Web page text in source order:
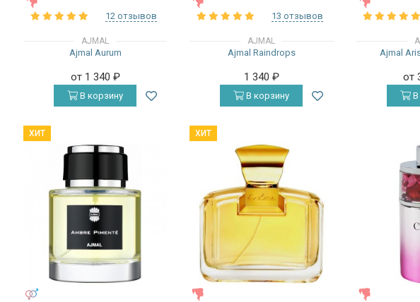
12 отзывов
AJMAL
Ajmal Aurum
от 1 340 ₽
В корзину
13 отзывов
AJMAL
Ajmal Raindrops
1 340 ₽
В корзину
Ajmal
от
В
ХИТ ХИТ